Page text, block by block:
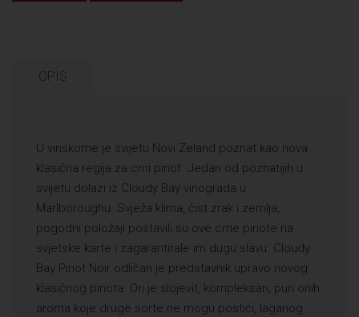
OPIS
U vinskome je svijetu Novi Zeland poznat kao nova
klasična regija za crni pinot. Jedan od poznatijih u
svijetu dolazi iz Cloudy Bay vinograda u
Marlboroughu. Svježa klima, čist zrak i zemlja,
pogodni položaji postavili su ove crne pinote na
svjetske karte i zagarantirale im dugu slavu. Cloudy
Bay Pinot Noir odličan je predstavnik upravo novog
klasičnog pinota. On je slojevit, kompleksan, pun onih
aroma koje druge sorte ne mogu postići, laganog